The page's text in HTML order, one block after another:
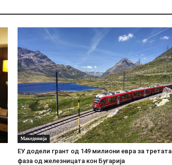
Македонија
ЕУ додели грант од 149 милиони евра за третата
фаза од железницата кон Бугарија